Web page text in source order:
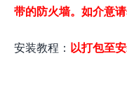
带的防火墙。如介意请
安装教程： 以打包至